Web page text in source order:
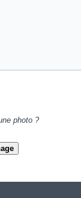
photo ?